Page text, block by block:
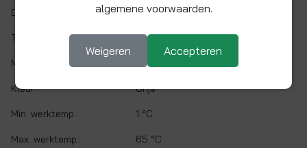
Demontabel: Ja
Twist&Lock: Nee
Materiaal: Acetalcopolymeer (POM)
Kleur: Grijs
Min. werktemp.: 1 °C
Max. werktemp.: 65 °C
algemene voorwaarden.
Weigeren Accepteren